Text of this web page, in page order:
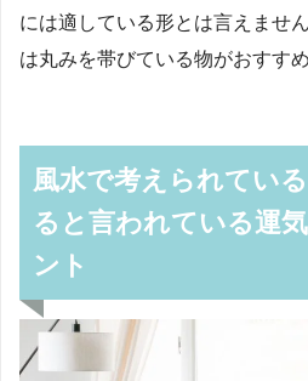
には適している形とは言えませ
は丸みを帯びている物がおすすめ
風水で考えられてい
ると言われている運
ント